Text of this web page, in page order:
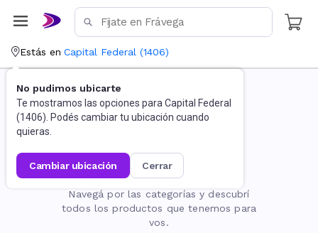
Estás en Capital Federal (1406)
No pudimos ubicarte
Te mostramos las opciones para Capital Federal
(1406). Podés cambiar tu ubicación cuando
quieras.
cambiar ubicación cerrar
La página no existe
Navegá por las categorías y descubrí
todos los productos que tenemos para
vos.